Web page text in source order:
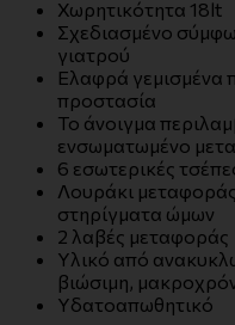
Χωρητικότητα 18lt
Σχεδιασμένο
γιατρού
Ελαφρά γεμισμένα
προστασία
Το άνοιγμα
ενσωματωμένο
6 εσωτερικές
Λουράκι
στηρίγματα ώμων
2 λαβές μεταφοράς
Υλικό από
βιώσιμη,
Υδατοαπωθητικό